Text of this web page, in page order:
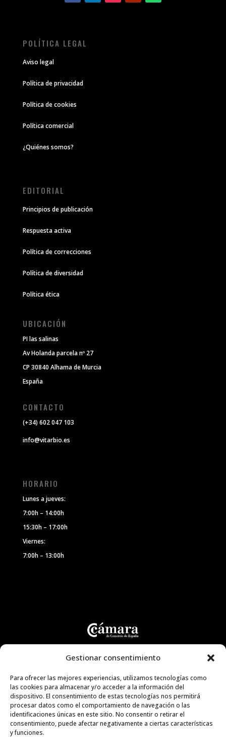
Gestionar consentimiento
Para ofrecer las mejores experiencias, utilizamos tecnologías como
las cookies para almacenar y/o acceder a la información del
dispositivo. El consentimiento de estas tecnologías nos permitirá
procesar datos como el comportamiento de navegación o las
identificaciones únicas en este sitio. No consentir o retirar el
consentimiento, puede afectar negativamente a ciertas características
y funciones.
POLÍTICA LEGAL
Aviso legal
Política de privacidad
Política de cookies
Política comercial
¿Quiénes somos?
EDITORIAL
Principios de publicación
Respuesta activa
Política de correcciones
Política de diversidad
Política ética
UBICACIÓN
PI las salinas
Av Holanda parcela nº 27
CP 30840 Alhama de Murcia
España
CONTACTO
(+34) 602 047 103
info@vitarbio.es
HORARIO
Lunes a jueves:
7:00h – 14:00h
15:30h – 17:00h
Viernes:
7:00h – 13:00h